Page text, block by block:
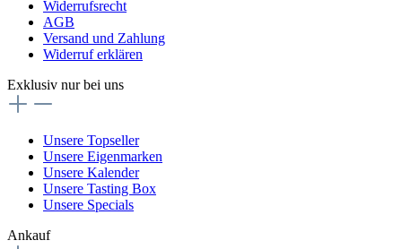
Widerrufsrecht
AGB
Versand und Zahlung
Widerruf erklären
Exklusiv nur bei uns
Unsere Topseller
Unsere Eigenmarken
Unsere Kalender
Unsere Tasting Box
Unsere Specials
Ankauf